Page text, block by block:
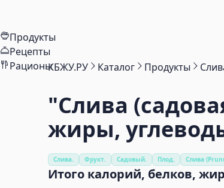
Продукты
Рецепты
РационыКБЖУ.РУ Каталог Продукты
"Слива
жиры,
Слива. Фрукт. Садовый. Плод. Слива
Итого калорий, белков,